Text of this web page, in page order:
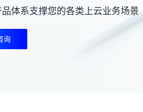
体系支撑您的各类上云业务场景
询